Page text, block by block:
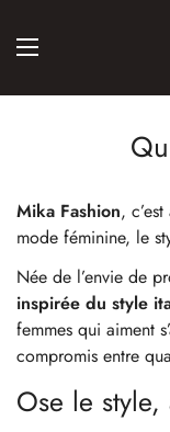
Mika Fashion,
mode féminine, le
Née de l’envie de
inspirée du style
femmes qui aiment
compromis entre
Ose le